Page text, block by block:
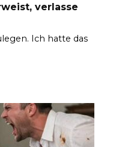
verlasse
Ich hatte das